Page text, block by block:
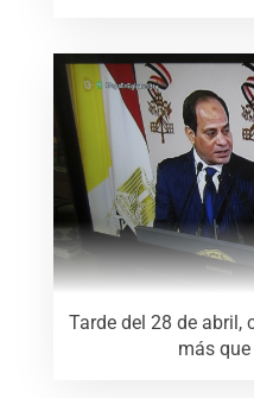
Tarde del 28 de abril,
más